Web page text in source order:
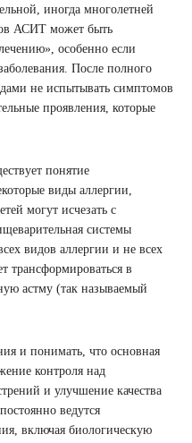
иногда многолетней
АСИТ может быть
особенно если
После полного
не испытывать симптомов
проявления, которые
понятие
виды аллергии,
могут исчезать с
системы
видов аллергии и не всех
трансформироваться в
астму (так называемый
и понимать, что основная
контроля над
и улучшение качества
ведутся
включая биологическую